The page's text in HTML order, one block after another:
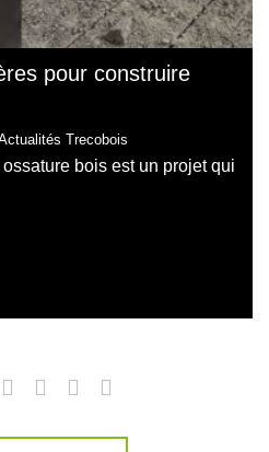
pour construire
Trecobois
bois est un projet qui